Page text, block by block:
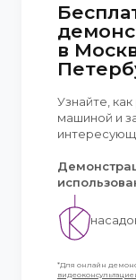
в
Узнайте,
машиной и
*Для онлайн